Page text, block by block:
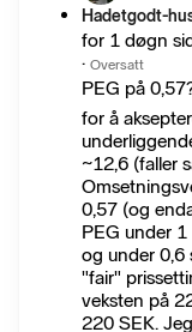
Hadetgodt-
for 1 døgn
· Oversatt
PEG på
for å
~12,6 (faller
0,57 (og
PEG under
og under 0,6
"fair"
veksten på
220 SEK.